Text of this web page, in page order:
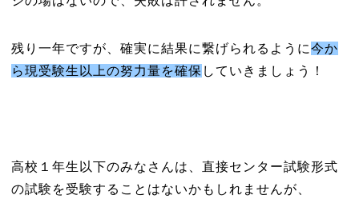
残り一年ですが、確実に結果に繋げられるように今か
ら現受験生以上の努力量を確保 していきましょう！
高校１年生以下のみなさんは、直接センター試験形式
の試験を受験することはないかもしれませんが、